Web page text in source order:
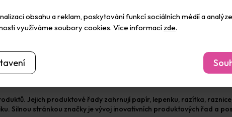
obsahu a reklam, poskytování funkcí sociálních médií a
využíváme soubory cookies. Více informacízde.
Jejich produktové řady zahrnují papír, lepenku, razítka,
Silnou stránkou značky je vývoj inovativních produktových řad a